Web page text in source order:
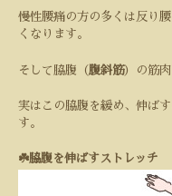
慢性腰痛の方の多くは反り
くなります。
そして脇腹（腹斜筋）の筋
実はこの脇腹を緩め、伸ば
す。
☘️脇腹を伸ばすストレッチ